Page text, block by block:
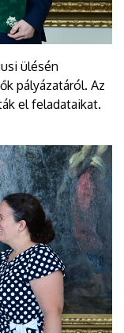
ülésén
pályázatáról. Az
el feladataikat.